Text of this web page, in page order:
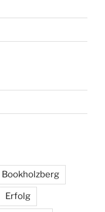
Bookholzberg
Erfolg